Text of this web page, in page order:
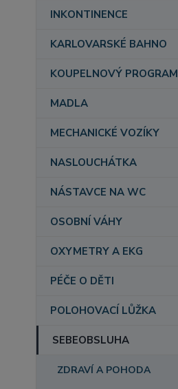
INKONTINENCE
KARLOVARSKÉ BAHNO
KOUPELNOVÝ PROGRAM
MADLA
MECHANICKÉ VOZÍKY
NASLOUCHÁTKA
NÁSTAVCE NA WC
OSOBNÍ VÁHY
OXYMETRY A EKG
PÉČE O DĚTI
POLOHOVACÍ LŮŽKA
SEBEOBSLUHA
ZDRAVÍ A POHODA